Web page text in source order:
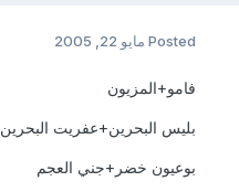
Posted مايو 22, 2005
فامو+المزيون
بليس البحرين+عفريت البحرين
بوعيون خضر+جني العجم